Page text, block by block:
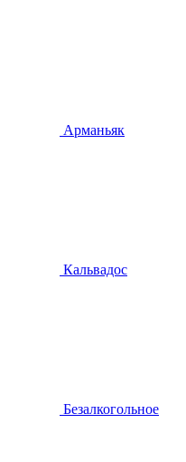
Арманьяк
Кальвадос
Безалкогольное